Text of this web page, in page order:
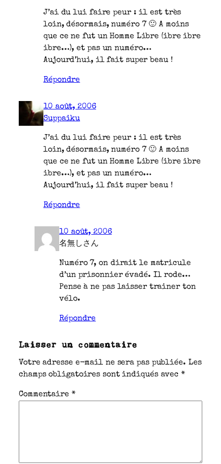
J’ai du lui faire peur : il est très
loin, désormais, numéro 7 🙂 A moins
que ce ne fut un Homme Libre (ibre ibre
ibre…), et pas un numéro…
Aujourd’hui, il fait super beau !
Répondre
10 août, 2006
Suppaiku
J’ai du lui faire peur : il est très
loin, désormais, numéro 7 🙂 A moins
que ce ne fut un Homme Libre (ibre ibre
ibre…), et pas un numéro…
Aujourd’hui, il fait super beau !
Répondre
10 août, 2006
名無しさん
Numéro 7, on dirait le matricule
d’un prisonnier évadé. Il rode…
Pense à ne pas laisser trainer ton
vélo.
Répondre
Laisser un commentaire
Votre adresse e-mail ne sera pas publiée. Les
champs obligatoires sont indiqués avec*
Commentaire *